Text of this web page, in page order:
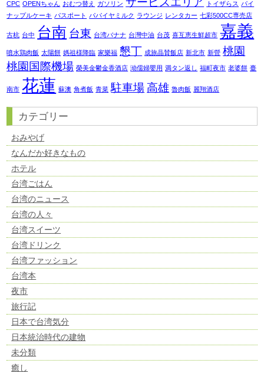
CPC OPENちゃん おむつ替え ガソリン トイザらス パイ
ナップルケーキ パスポート パパイヤミルク ラウンジ レンタカー 七彩500CC専売店
古杭 台中 台南 台東 台湾バナナ 台灣中油 台茂 喜互恵生鮮超市 嘉義
噴水鶏肉飯 太陽餅 媽祖様降臨 家樂福 懇丁 成旅晶賛飯店 新北市 新營 桃園
桃園国際機場 榮美金鬱金香酒店 泑儒婦嬰用 満タン返し 福町夜市 老婆餅 臺
南市 花蓮 蘇澳 角煮飯 青菜 駐車場 高雄 魯肉飯 麗翔酒店
カテゴリー
おみやげ
なんだか好きなもの
ホテル
台湾ごはん
台湾のニュース
台湾の人々
台湾スイーツ
台湾ドリンク
台湾ファッション
台湾本
夜市
旅行記
日本で台湾気分
日本統治時代の建物
未分類
癒し